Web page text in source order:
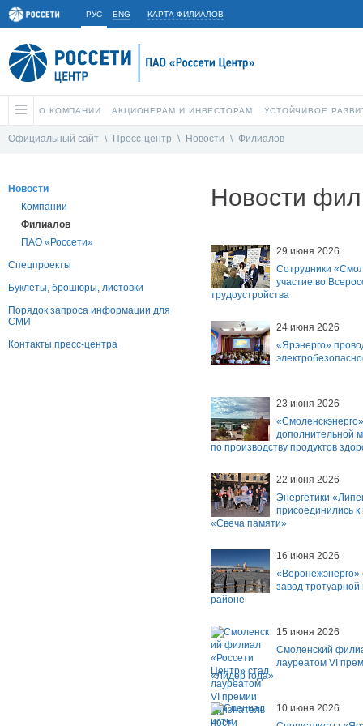
РУС ENG КАРТА ФИЛИАЛОВ
О КОМПАНИИ АКЦИОНЕРАМ И ИНВЕСТОРАМ УСТОЙЧИВОЕ
Официальный сайт \ Пресс-центр \ Новости \ Филиалов
Новости
Компании
Филиалов
ПАО «Россети»
Спецпроекты
Буклеты, брошюры, листовки
Порядок запроса информации для
СМИ
Контакты пресс-центра
Новости
29 июня 2026
Сотрудники
участие во
трудоустройства
24 июня 2026
«Ярэнерго»
23 июня 2026
дополнительной
по производству продуктов
22 июня 2026
Энергетики
присоединились к
«Свеча памяти»
16 июня 2026
завод тротуарной
районе
15 июня 2026
Смоленский
лауреатом VI
«Лидер года»
10 июня 2026